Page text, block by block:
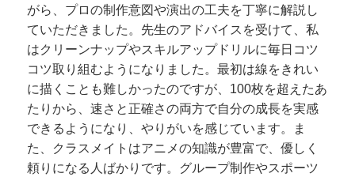
がら、プロの制作意図や演出の工夫を丁寧に解説し
ていただきました。先生のアドバイスを受けて、私
はクリーンナップやスキルアップドリルに毎日コツ
コツ取り組むようになりました。最初は線をきれい
に描くことも難しかったのですが、100枚を超えたあ
たりから、速さと正確さの両方で自分の成長を実感
できるようになり、やりがいを感じています。ま
た、クラスメイトはアニメの知識が豊富で、優しく
頼りになる人ばかりです。グループ制作やスポーツ